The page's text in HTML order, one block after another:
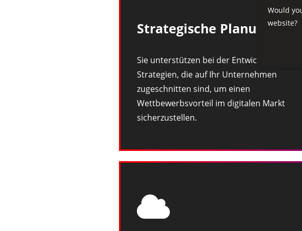
Strategische Planung
Sie unterstützen bei der Entwicklung
Strategien, die auf Ihr Unternehmen
zugeschnitten sind, um einen
Wettbewerbsvorteil im digitalen Markt
sicherzustellen.
Would
website?